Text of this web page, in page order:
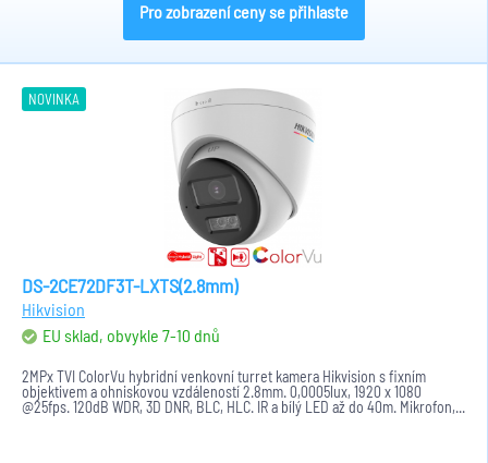
Pro zobrazení ceny se přihlaste
NOVINKA
DS-2CE72DF3T-LXTS(2.8mm)
Hikvision
EU sklad, obvykle 7-10 dnů
2MPx TVI ColorVu hybridní venkovní turret kamera Hikvision s fixním
objektivem a ohniskovou vzdáleností 2.8mm. 0,0005lux, 1920 x 1080
@25fps. 120dB WDR, 3D DNR, BLC, HLC. IR a bílý LED až do 40m. Mikrofon,...